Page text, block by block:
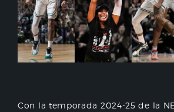
Con la temporada 2024-25 de la